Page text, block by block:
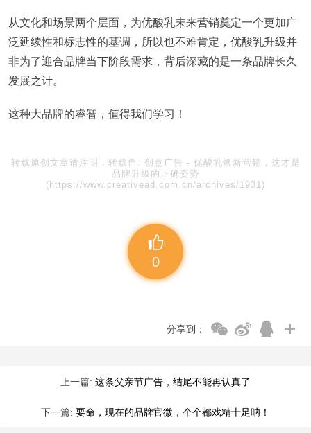
从文化和场景两个层面，为优酸乳未来营销奠定一个更加广
泛延续性和标志性的基调，所以也不难肯定，优酸乳升级并
非为了迎合品牌当下阶段需求，背后深藏的是一条品牌长久
发展之计。
这种大品牌的睿智，值得我们学习！
转载原创文章请注明，转载自: 创意广告 - 优酸乳焕新营销，这才是
品牌升级的正确姿势
(https://www.creativead.com.cn/archives/1931)
0
分享到：
上一篇: 这条父亲节广告，结尾不能再认真了
下一篇: 要命，现在的品牌官微，个个都戏精十足呐！